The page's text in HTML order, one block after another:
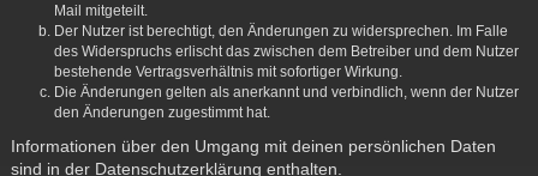
Mail mitgeteilt.
Der Nutzer ist berechtigt, den Änderungen zu widersprechen. Im Falle
des Widerspruchs erlischt das zwischen dem Betreiber und dem Nutzer
bestehende Vertragsverhältnis mit sofortiger Wirkung.
Die Änderungen gelten als anerkannt und verbindlich, wenn der Nutzer
den Änderungen zugestimmt hat.
Informationen über den Umgang mit deinen persönlichen Daten
sind in der Datenschutzerklärung enthalten.